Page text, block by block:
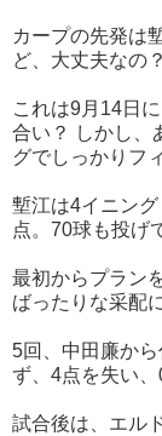
カープの先発は
ど、大丈夫なの？
これは9月14日
合い？ しかし、
グでしっかりフ
塹江は4イニン
点。70球も投げ
最初からプラン
ばったりな采配
5回、中田廉か
ず、4点を失い、
試合後は、エル